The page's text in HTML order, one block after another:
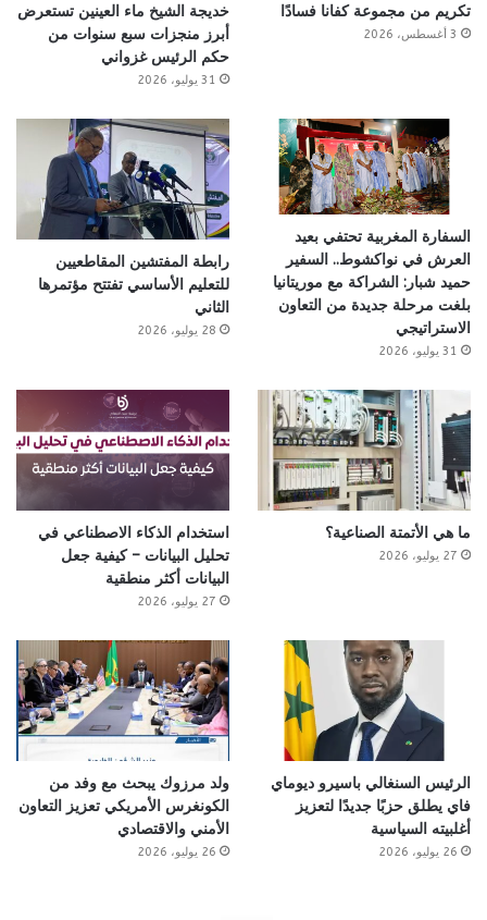
تكريم من مجموعة كفانا فسادًا
3 أغسطس، 2026
خديجة الشيخ ماء العينين تستعرض
أبرز منجزات سبع سنوات من
حكم الرئيس غزواني
31 يوليو، 2026
السفارة المغربية تحتفي بعيد
العرش في نواكشوط.. السفير
حميد شبار: الشراكة مع موريتانيا
بلغت مرحلة جديدة من التعاون
الاستراتيجي
31 يوليو، 2026
رابطة المفتشين المقاطعيين
للتعليم الأساسي تفتتح مؤتمرها
الثاني
28 يوليو، 2026
ما هي الأتمتة الصناعية؟
27 يوليو، 2026
استخدام الذكاء الاصطناعي في
تحليل البيانات – كيفية جعل
البيانات أكثر منطقية
27 يوليو، 2026
الرئيس السنغالي باسيرو ديوماي
فاي يطلق حزبًا جديدًا لتعزيز
أغلبيته السياسية
26 يوليو، 2026
ولد مرزوك يبحث مع وفد من
الكونغرس الأمريكي تعزيز التعاون
الأمني والاقتصادي
26 يوليو، 2026